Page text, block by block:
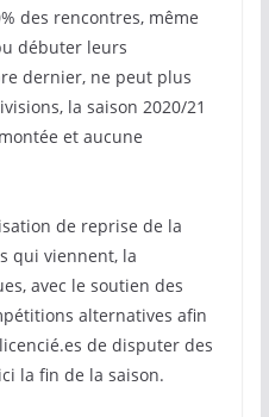
des rencontres, même
débuter leurs
dernier, ne peut plus
la saison 2020/21
et aucune
de reprise de la
qui viennent, la
avec le soutien des
alternatives afin
de disputer des
la fin de la saison.